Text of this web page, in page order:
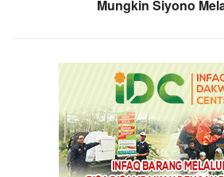
Mungkin Siyono